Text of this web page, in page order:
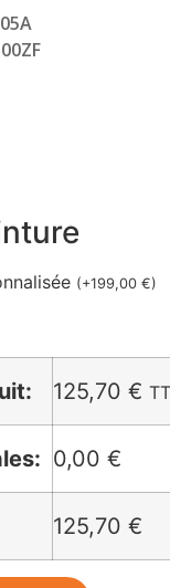
(+199,00€)
125,70€
0,00 €
125,70 €